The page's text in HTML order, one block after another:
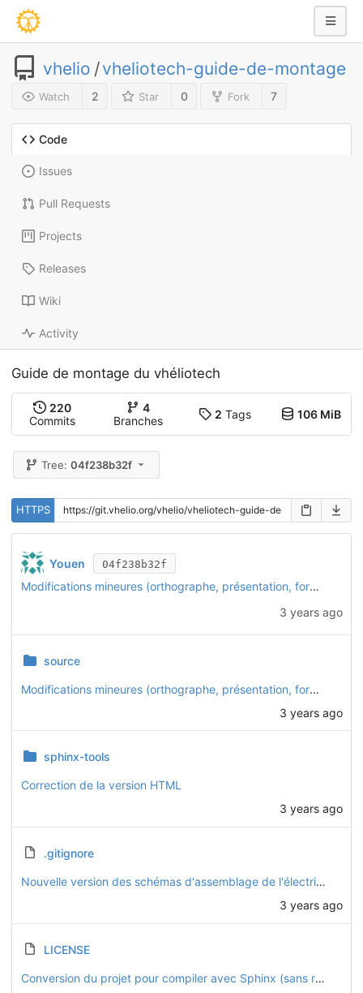
vhelio /vheliotech-guide-de-montage
Watch 2 Star 0 Fork 7
Code
Issues
Pull Requests
Projects
Releases
Wiki
Activity
Guide de montage du vhéliotech
220
Commits
4
Branches
2 Tags 106 MiB
Tree:04f238b32f
HTTPS
Youen 04f238b32f
Modifications mineures (orthographe, présentation, formulation)
3 years ago
source
Modifications mineures (orthographe, présentation, formulation)
3 years ago
sphinx-tools
Correction de la version HTML
3 years ago
.gitignore
Nouvelle version des schémas d'assemblage de l'électricité
3 years ago
LICENSE
Conversion du projet pour compiler avec Sphinx (sans readthedocs)